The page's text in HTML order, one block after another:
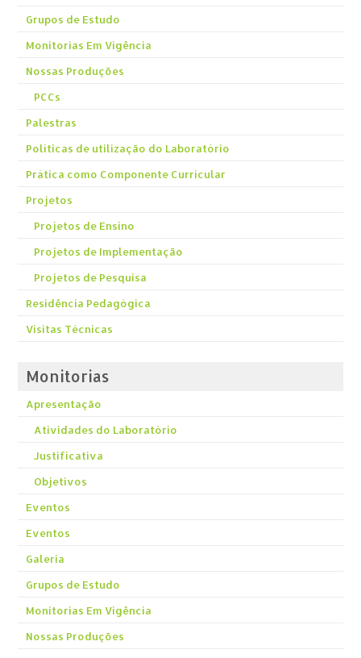
Grupos de Estudo
Monitorias Em Vigência
Nossas Produções
PCCs
Palestras
Políticas de utilização do Laboratório
Prática como Componente Curricular
Projetos
Projetos de Ensino
Projetos de Implementação
Projetos de Pesquisa
Residência Pedagógica
Visitas Técnicas
Monitorias
Apresentação
Atividades do Laboratório
Justificativa
Objetivos
Eventos
Eventos
Galeria
Grupos de Estudo
Monitorias Em Vigência
Nossas Produções